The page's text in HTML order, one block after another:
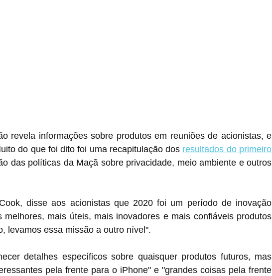
revela informações sobre produtos em reuniões de acionistas, e
do que foi dito foi uma recapitulação dos resultados do primeiro
das políticas da Maçã sobre privacidade, meio ambiente e outros
disse aos acionistas que 2020 foi um período de inovação
melhores, mais úteis, mais inovadores e mais confiáveis ​​produtos
levamos essa missão a outro nível".
detalhes específicos sobre quaisquer produtos futuros, mas
pela frente para o iPhone" e "grandes coisas pela frente